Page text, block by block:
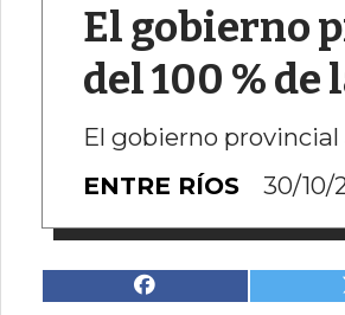
El gobierno
del 100 % de
El gobierno provincial
ENTRE RÍOS
30/10/